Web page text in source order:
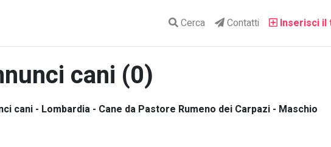
Cerca Contatti Inserisci il
cani (0)
cani - Lombardia - Cane da Pastore Rumeno dei Carpazi - Maschio